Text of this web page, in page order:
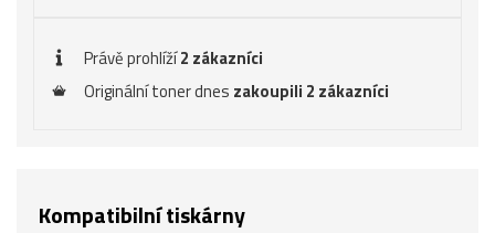
Právě prohlíží2 zákazníci
Originální toner dnes zakoupili 2 zákazníci
Kompatibilní tiskárny